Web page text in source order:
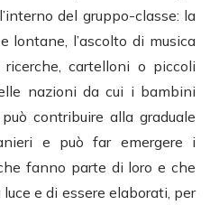
del gruppo-classe: la
lontane, l’ascolto di musica
cartelloni o piccoli
nazioni da cui i bambini
contribuire alla graduale
e può far emergere i
fanno parte di loro e che
e di essere elaborati, per